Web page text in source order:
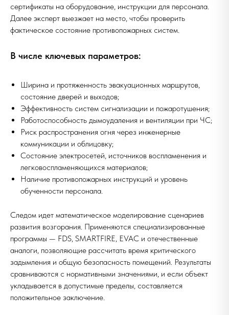
сертификаты на оборудование, инструкции для персонала.
Далее эксперт выезжает на место, чтобы проверить
фактическое состояние противопожарных систем.
В числе ключевых параметров:
Ширина и протяженность эвакуационных маршрутов,
состояние дверей и выходов;
Эффективность систем сигнализации и пожаротушения;
Работоспособность дымоудаления и вентиляции при ЧС;
Риск распространения огня через инженерные
коммуникации и облицовку;
Состояние электросетей, источников воспламенения и
легковоспламеняющихся материалов;
Наличие противопожарных инструкций и уровень
обученности персонала.
Следом идет математическое моделирование сценариев
развития возгорания. Применяются специализированные
программы — FDS, SMARTFIRE, EVAC и отечественные
аналоги, позволяющие рассчитать время критического
задымления и общую безопасность помещений. Результаты
сравниваются с нормативными значениями, и если объект
укладывается в допустимые пределы, составляется
положительное заключение.